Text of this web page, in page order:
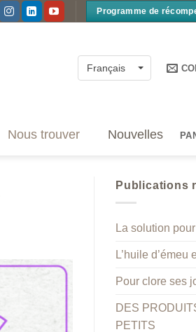
Programme de
Français
Nous trouver Nouvelles
Publications
La solution
L’huile
Pour clore ses
DES
PETITS